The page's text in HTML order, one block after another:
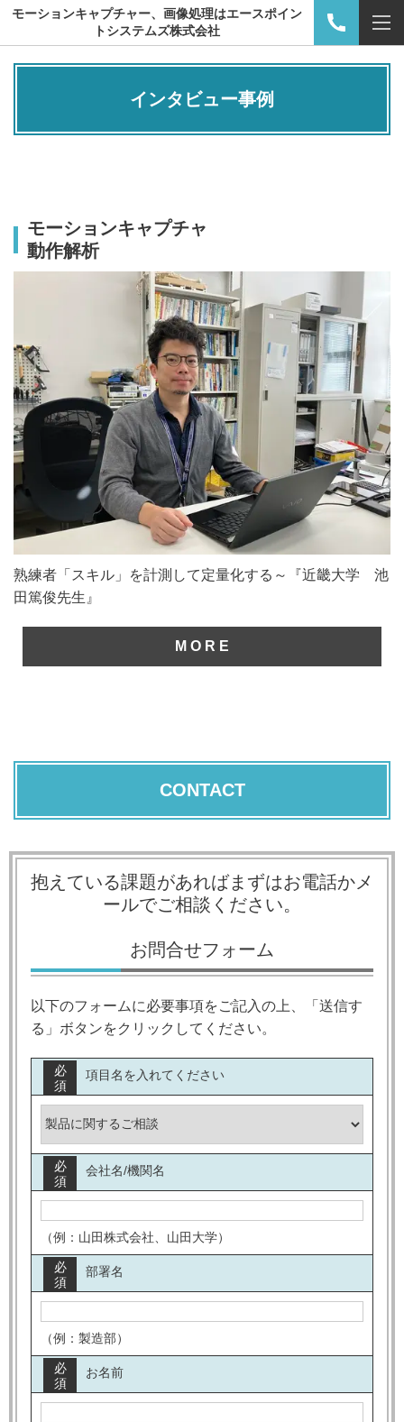
モーションキャプチャー、画像処理はエースポイン
トシステムズ株式会社
インタビュー事例
モーションキャプチャ
動作解析
熟練者「スキル」を計測して定量化する～『近畿大学 池
田篤俊先生』
M O R E
CONTACT
抱えている課題があればまずはお電話かメ
ールでご相談ください。
お問合せフォーム
以下のフォームに必要事項をご記入の上、「送信す
る」ボタンをクリックしてください。
項目名を入れてください
必
須
会社名/機関名
必
須
（例：山田株式会社、山田大学）
部署名
必
須
（例：製造部）
お名前
必
須